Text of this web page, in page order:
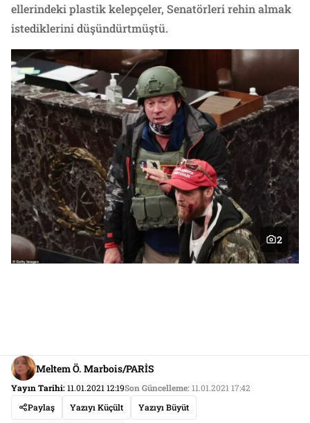
ellerindeki plastik kelepçeler, Senatörleri rehin almak
istediklerini düşündürtmüştü.
2
Meltem Ö. Marbois/PARİS
Yayın Tarihi:11.01.2021 12:19Son Güncelleme:11.01.2021 17:42
Paylaş
Yazıyı Küçült Yazıyı Büyüt